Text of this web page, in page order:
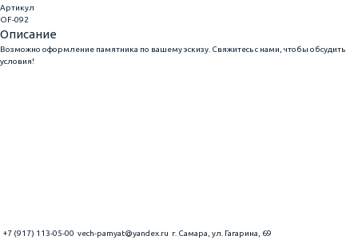
Артикул
OF-092
Описание
Возможно оформление памятника по вашему эскизу. Свяжитесь с нами, чтобы обсудить
условия!
+7 (917) 113-05-00 vech-pamyat@yandex.ru г. Самара, ул. Гагарина, 69